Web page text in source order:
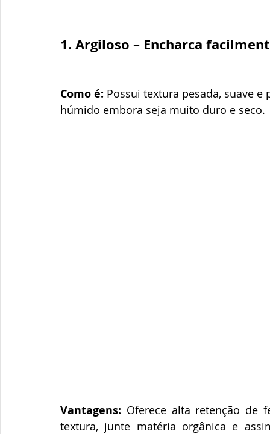
1. Argiloso – Encharca
Como é: Possui textura pesada, suave
húmido embora seja muito duro e seco.
Vantagens: Oferece alta retenção de
textura, junte matéria orgânica e